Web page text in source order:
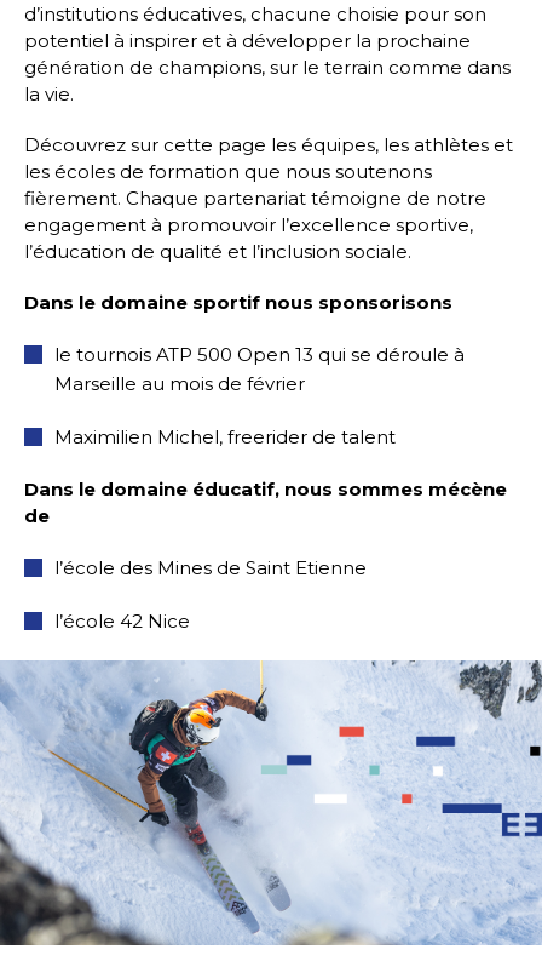
d’institutions éducatives, chacune choisie pour son
potentiel à inspirer et à développer la prochaine
génération de champions, sur le terrain comme dans
la vie.
Découvrez sur cette page les équipes, les athlètes et
les écoles de formation que nous soutenons
fièrement. Chaque partenariat témoigne de notre
engagement à promouvoir l’excellence sportive,
l’éducation de qualité et l’inclusion sociale.
Dans le domaine sportif nous sponsorisons
le tournois ATP 500 Open 13 qui se déroule à
Marseille au mois de février
Maximilien Michel, freerider de talent
Dans le domaine éducatif, nous sommes mécène
de
l’école des Mines de Saint Etienne
l’école 42 Nice